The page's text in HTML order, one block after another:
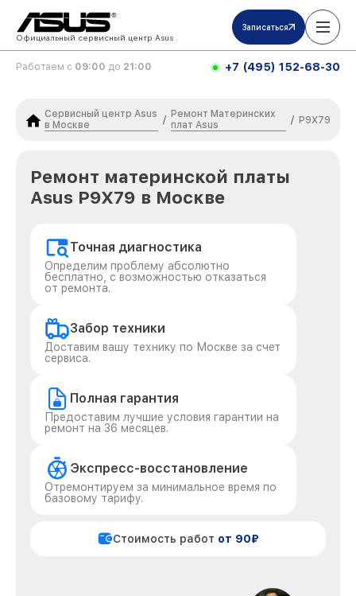
Официальный сервисный центр Asus
Записаться
Работаем с 09:00 до 21:00 +7 (495) 152-68-30
Сервисный центр Asus
в Москве
/
Ремонт Материнских
плат Asus
/ P9X79
Ремонт материнской платы
Asus P9X79 в Москве
Точная диагностика
Определим проблему абсолютно
бесплатно, с возможностью отказаться
от ремонта.
Забор техники
Доставим вашу технику по Москве за счет
сервиса.
Полная гарантия
Предоставим лучшие условия гарантии на
ремонт на 36 месяцев.
Экспресс-восстановление
Отремонтируем за минимальное время по
базовому тарифу.
Стоимость работ от 90₽